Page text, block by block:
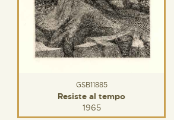
GSB11885
Resiste al tempo
1965